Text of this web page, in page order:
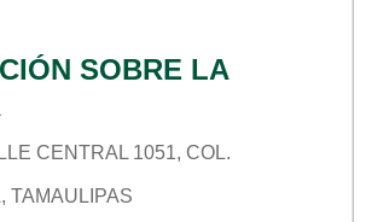
SOBRE LA
CENTRAL 1051, COL.
TAMAULIPAS